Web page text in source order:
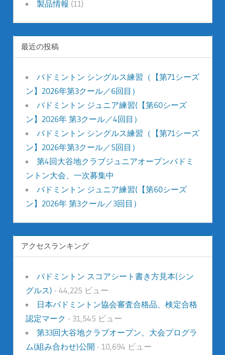
製品情報 (11)
最近の投稿
バドミントン シングルス練習（【第71シーズ
ン】2026年第3クール／6回目）
バドミントン ジュニア練習(【第60シーズ
ン】2026年 第3クール／4回目）
バドミントン シングルス練習（【第71シーズ
ン】2026年第3クール／5回目）
第4回大谷地クラブジュニアオープンバドミ
ントン大会、一次募集中
バドミントン ジュニア練習(【第60シーズ
ン】2026年 第3クール／3回目）
アクセスランキング
バドミントン スコアシート書き方見本(シン
グルス) - 44,225 ビュー
日本バドミントン協会審査合格品、検定合格
認定マーク - 31,545 ビュー
第33回大谷地クラブオープン、大会プログラ
ム(組み合わせ)公開 - 10,694 ビュー